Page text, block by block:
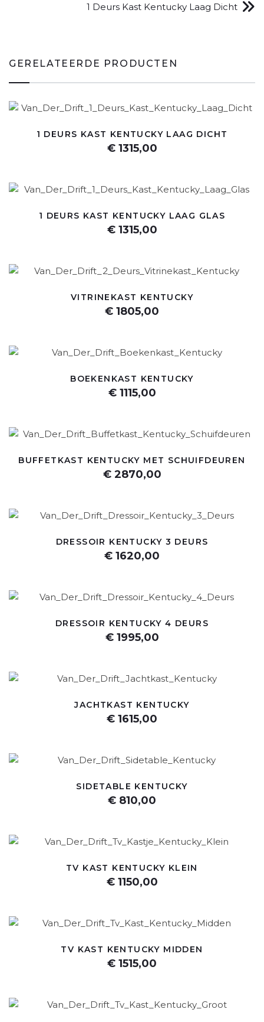
1 Deurs Kast Kentucky Laag Dicht
GERELATEERDE PRODUCTEN
1 DEURS KAST KENTUCKY LAAG DICHT
€ 1315,00
1 DEURS KAST KENTUCKY LAAG GLAS
€ 1315,00
VITRINEKAST KENTUCKY
€ 1805,00
BOEKENKAST KENTUCKY
€ 1115,00
BUFFETKAST KENTUCKY MET SCHUIFDEUREN
€ 2870,00
DRESSOIR KENTUCKY 3 DEURS
€ 1620,00
DRESSOIR KENTUCKY 4 DEURS
€ 1995,00
JACHTKAST KENTUCKY
€ 1615,00
SIDETABLE KENTUCKY
€ 810,00
TV KAST KENTUCKY KLEIN
€ 1150,00
TV KAST KENTUCKY MIDDEN
€ 1515,00